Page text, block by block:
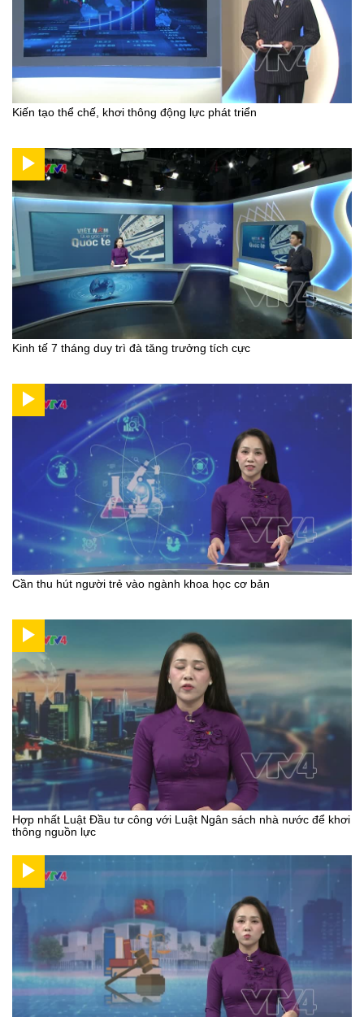
Kiến tạo thể chế, khơi thông động lực phát triển
Kinh tế 7 tháng duy trì đà tăng trưởng tích cực
Cần thu hút người trẻ vào ngành khoa học cơ bản
Hợp nhất Luật Đầu tư công với Luật Ngân sách nhà nước để khơi
thông nguồn lực